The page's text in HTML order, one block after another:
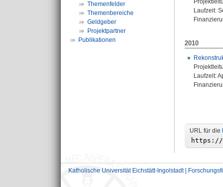
Themenfelder
Themenbereiche
Geldgeber
Projektpartner
Publikationen
Laufzeit:
2010
Laufzeit:
URL für die
Katholische Universität Eichstätt-Ingolstadt |